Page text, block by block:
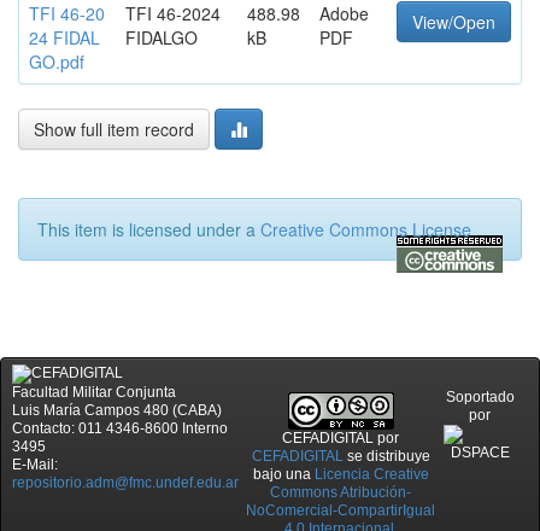
TFI 46-20
24 FIDAL
GO.pdf
TFI 46-2024
FIDALGO
488.98
kB
Adobe
PDF
View/Open
Show full item record
This item is licensed under a Creative Commons License
Facultad Militar Conjunta
Luis María Campos 480 (CABA)
Contacto: 011 4346-8600 Interno
3495
E-Mail:
repositorio.adm@fmc.undef.edu.ar
CEFADIGITAL por
CEFADIGITALse distribuye
bajo una Licencia Creative
Commons Atribución-
NoComercial-CompartirIgual
Soportado
por